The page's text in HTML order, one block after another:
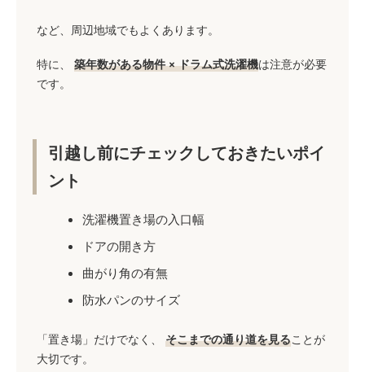
など、周辺地域でもよくあります。
特に、 築年数がある物件 × ドラム式洗濯機は注意が必要
です。
引越し前にチェックしておきたいポイ
ント
洗濯機置き場の入口幅
ドアの開き方
曲がり角の有無
防水パンのサイズ
「置き場」だけでなく、 そこまでの通り道を見ることが
大切です。